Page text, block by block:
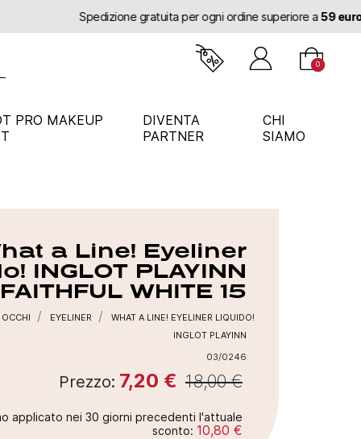
0
PRO MAKEUP
DIVENTA
PARTNER
CHI
SIAMO
a Line! Eyeliner
INGLOT PLAYINN
FAITHFUL WHITE 15
OCCHI EYELINER
WHAT A LINE! EYELINER LIQUIDO!
INGLOT PLAYINN
03/0246
18,00 €
Prezzo: 7,20 €
applicato nei 30 giorni precedenti l'attuale
sconto: 10,80 €